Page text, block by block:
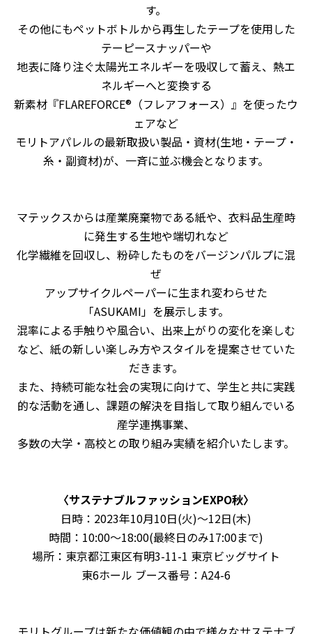
す。
その他にもペットボトルから再生したテープを使用した
テーピースナッパーや
地表に降り注ぐ太陽光エネルギーを吸収して蓄え、熱エ
ネルギーへと変換する
新素材『FLAREFORCE®（フレアフォース）』を使ったウ
ェアなど
モリトアパレルの最新取扱い製品・資材(生地・テープ・
糸・副資材)が、一斉に並ぶ機会となります。
マテックスからは産業廃棄物である紙や、衣料品生産時
に発生する生地や端切れなど
化学繊維を回収し、粉砕したものをバージンパルプに混
ぜ
アップサイクルペーパーに生まれ変わらせた
「ASUKAMI」を展示します。
混率による手触りや風合い、出来上がりの変化を楽しむ
など、紙の新しい楽しみ方やスタイルを提案させていた
だきます。
また、持続可能な社会の実現に向けて、学生と共に実践
的な活動を通し、課題の解決を目指して取り組んでいる
産学連携事業、
多数の大学・高校との取り組み実績を紹介いたします。
〈サステナブルファッションEXPO秋〉
日時：2023年10月10日(火)～12日(木)
時間：10:00～18:00(最終日のみ17:00まで)
場所：東京都江東区有明3-11-1 東京ビッグサイト
東6ホール ブース番号：A24-6